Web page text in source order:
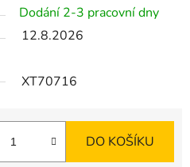
Dodání 2-3 pracovní dny
12.8.2026
XT70716
DO KOŠÍKU